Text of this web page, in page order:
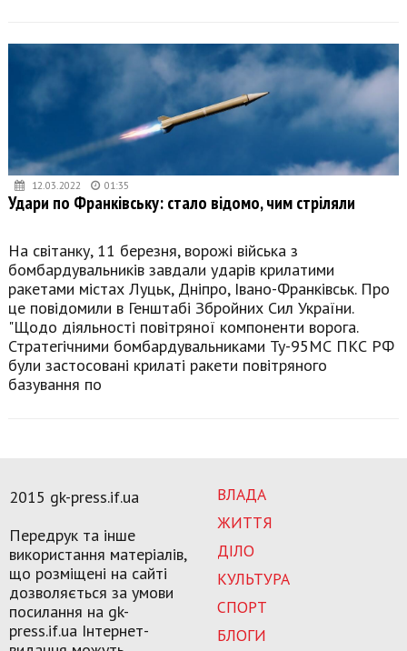
12.03.2022 01:35
Удари по Франківську: стало відомо, чим стріляли
На світанку, 11 березня, ворожі війська з
бомбардувальників завдали ударів крилатими
ракетами містах Луцьк, Дніпро, Івано-Франківськ. Про
це повідомили в Генштабі Збройних Сил України.
"Щодо діяльності повітряної компоненти ворога.
Стратегічними бомбардувальниками Ту-95МС ПКС РФ
були застосовані крилаті ракети повітряного
базування по
ВЛАДА
ЖИТТЯ
ДІЛО
КУЛЬТУРА
СПОРТ
БЛОГИ
2015 gk-press.if.ua
Передрук та інше
використання матеріалів,
що розміщені на сайті
дозволяється за умови
посилання на gk-
press.if.ua Інтернет-